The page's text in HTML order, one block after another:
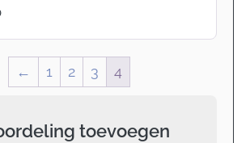
← 1 2 3 4
toevoegen